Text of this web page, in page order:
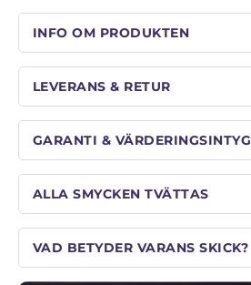
INFO OM PRODUKTEN
LEVERANS & RETUR
GARANTI & VÄRDERINGSINTYG
ALLA SMYCKEN TVÄTTAS
VAD BETYDER VARANS SKICK?